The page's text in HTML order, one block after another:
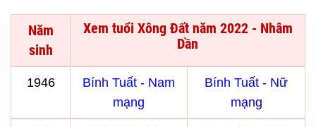
Năm
sinh
Xem tuổi Xông Đất năm 2022 - Nhâm
Dần
1946
Bính Tuất - Nam
mạng
Bính Tuất - Nữ
mạng